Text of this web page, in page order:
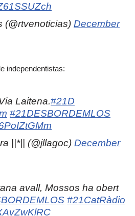
December
independentistas:
Laitena.#21D
#21DESBORDEMLOS
||*|| (@jllagoc) December
avall, Mossos ha obert
#21CatRàdio